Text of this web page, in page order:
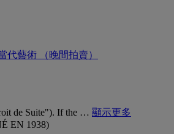
代藝術 （晚間拍賣）
de Suite"). If the … 顯示更多
EN 1938)